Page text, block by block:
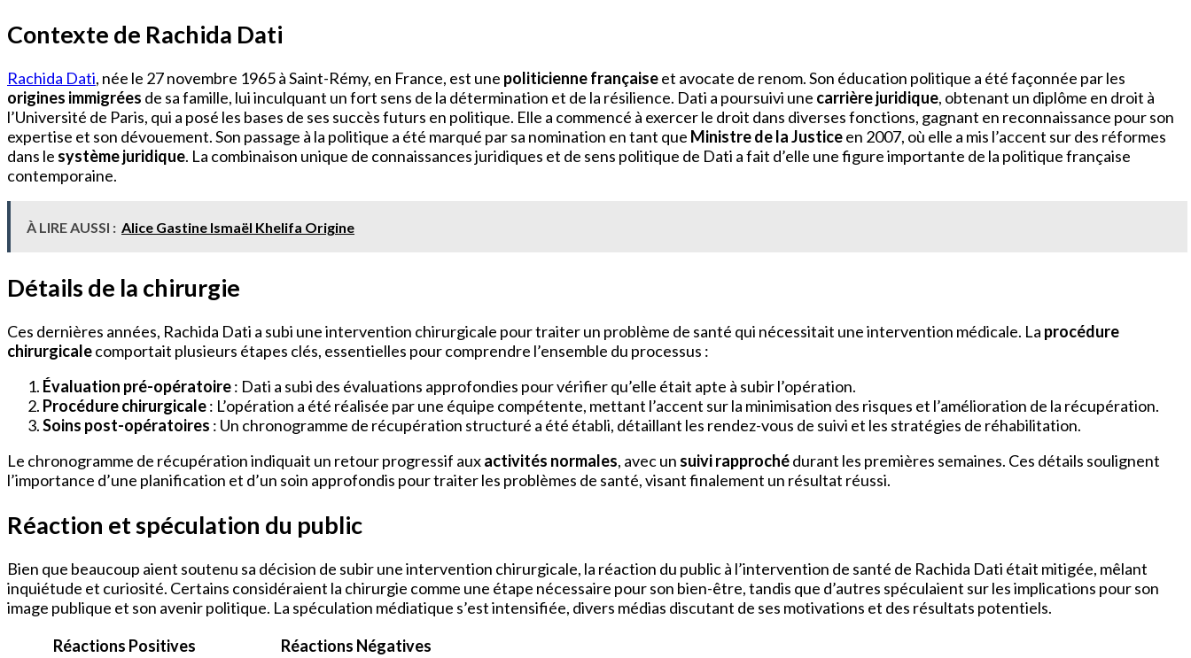
Contexte de Rachida Dati
Rachida Dati, née le 27 novembre 1965 à Saint-Rémy, en France, est une politicienne françaiseet avocate de renom. Son éducation politique a été façonnée par les
origines immigrées de sa famille, lui inculquant un fort sens de la détermination et de la résilience. Dati a poursuivi une carrière juridique, obtenant un diplôme en droit à
l’Université de Paris, qui a posé les bases de ses succès futurs en politique. Elle a commencé à exercer le droit dans diverses fonctions, gagnant en reconnaissance pour son
expertise et son dévouement. Son passage à la politique a été marqué par sa nomination en tant que Ministre de la Justiceen 2007, où elle a mis l’accent sur des réformes
dans le système juridique. La combinaison unique de connaissances juridiques et de sens politique de Dati a fait d’elle une figure importante de la politique française
contemporaine.
À LIRE AUSSI : Alice Gastine Ismaël Khelifa Origine
Détails de la chirurgie
Ces dernières années, Rachida Dati a subi une intervention chirurgicale pour traiter un problème de santé qui nécessitait une intervention médicale. La procédure
chirurgicalecomportait plusieurs étapes clés, essentielles pour comprendre l’ensemble du processus :
Évaluation pré-opératoire: Dati a subi des évaluations approfondies pour vérifier qu’elle était apte à subir l’opération.
Procédure chirurgicale: L’opération a été réalisée par une équipe compétente, mettant l’accent sur la minimisation des risques et l’amélioration de la récupération.
Soins post-opératoires : Un chronogramme de récupération structuré a été établi, détaillant les rendez-vous de suivi et les stratégies de réhabilitation.
Le chronogramme de récupération indiquait un retour progressif auxactivités normales, avec un suivi rapprochédurant les premières semaines. Ces détails soulignent
l’importance d’une planification et d’un soin approfondis pour traiter les problèmes de santé, visant finalement un résultat réussi.
Réaction et spéculation du public
Bien que beaucoup aient soutenu sa décision de subir une intervention chirurgicale, la réaction du public à l’intervention de santé de Rachida Dati était mitigée, mêlant
inquiétude et curiosité. Certains considéraient la chirurgie comme une étape nécessaire pour son bien-être, tandis que d’autres spéculaient sur les implications pour son
image publique et son avenir politique. La spéculation médiatique s’est intensifiée, divers médias discutant de ses motivations et des résultats potentiels.
Réactions Positives
Réactions Négatives